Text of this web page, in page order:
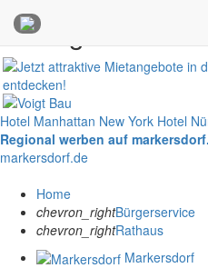
Anzeigen
Hotel Manhattan New York Hotel
Regional werben auf
markersdorf.de
Home
chevron_rightBürgerservice
chevron_rightRathaus
Markersdorf